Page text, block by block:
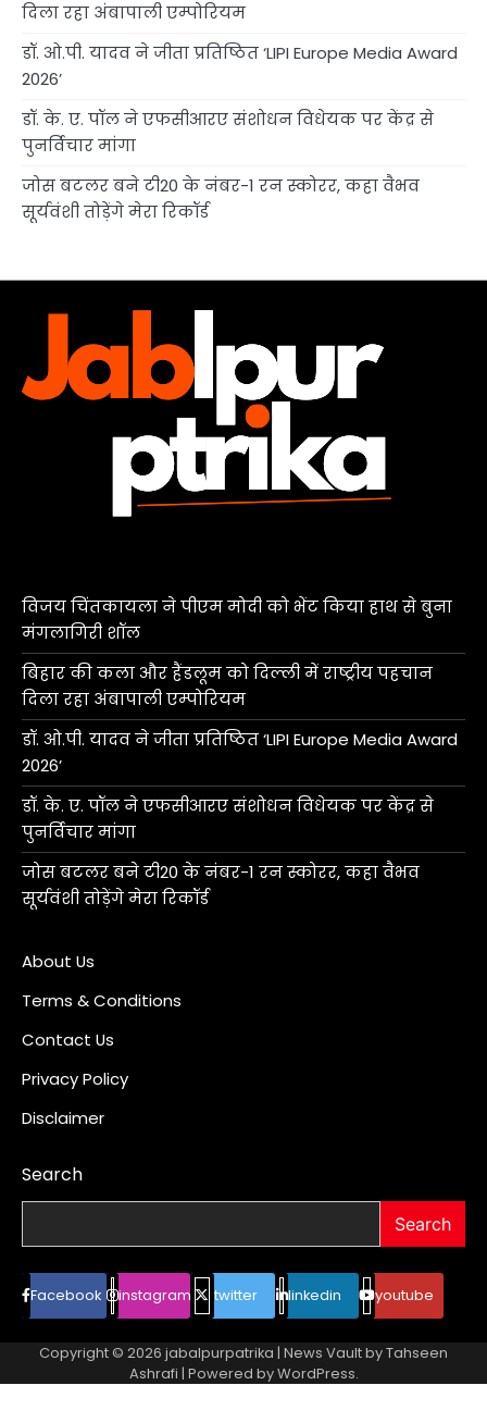
दिला रहा अंबापाली एम्पोरियम
डॉ. ओ.पी. यादव ने जीता प्रतिष्ठित ‘LIPI Europe Media Award
2026’
डॉ. के. ए. पॉल ने एफसीआरए संशोधन विधेयक पर केंद्र से
पुनर्विचार मांगा
जोस बटलर बने टी20 के नंबर-1 रन स्कोरर, कहा वैभव
सूर्यवंशी तोड़ेंगे मेरा रिकॉर्ड
विजय चिंतकायला ने पीएम मोदी को भेंट किया हाथ से बुना
मंगलागिरी शॉल
बिहार की कला और हैंडलूम को दिल्ली में राष्ट्रीय पहचान
दिला रहा अंबापाली एम्पोरियम
डॉ. ओ.पी. यादव ने जीता प्रतिष्ठित ‘LIPI Europe Media Award
2026’
डॉ. के. ए. पॉल ने एफसीआरए संशोधन विधेयक पर केंद्र से
पुनर्विचार मांगा
जोस बटलर बने टी20 के नंबर-1 रन स्कोरर, कहा वैभव
सूर्यवंशी तोड़ेंगे मेरा रिकॉर्ड
About Us
Terms & Conditions
Contact Us
Privacy Policy
Disclaimer
Search
Search
Facebook instagram twitter linkedin youtube
Copyright © 2026 jabalpurpatrika | News Vault byTahseen
Ashrafi | Powered byWordPress.